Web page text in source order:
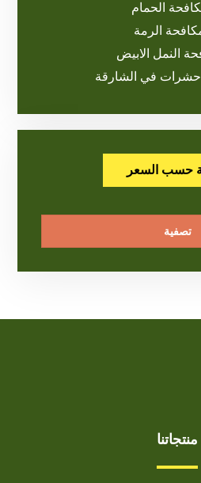
الحمام
الرمة
النمل الابيض
في الشارقة
حسب السعر
تصفية
منتجاتنا